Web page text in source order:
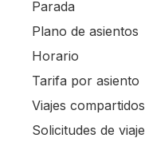
Parada
Plano de asientos
Horario
Tarifa por asiento
Viajes compartidos
Solicitudes de viaje